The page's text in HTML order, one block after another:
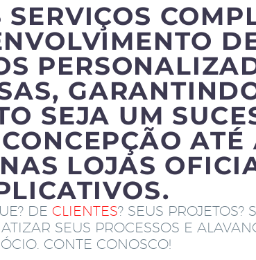
SERVIÇOS
SEJA UM
ATÉ
LOJAS
DE CLIENTES? SEUS PROJETOS?
SEUS PROCESSOS E
CONTE CONOSCO!